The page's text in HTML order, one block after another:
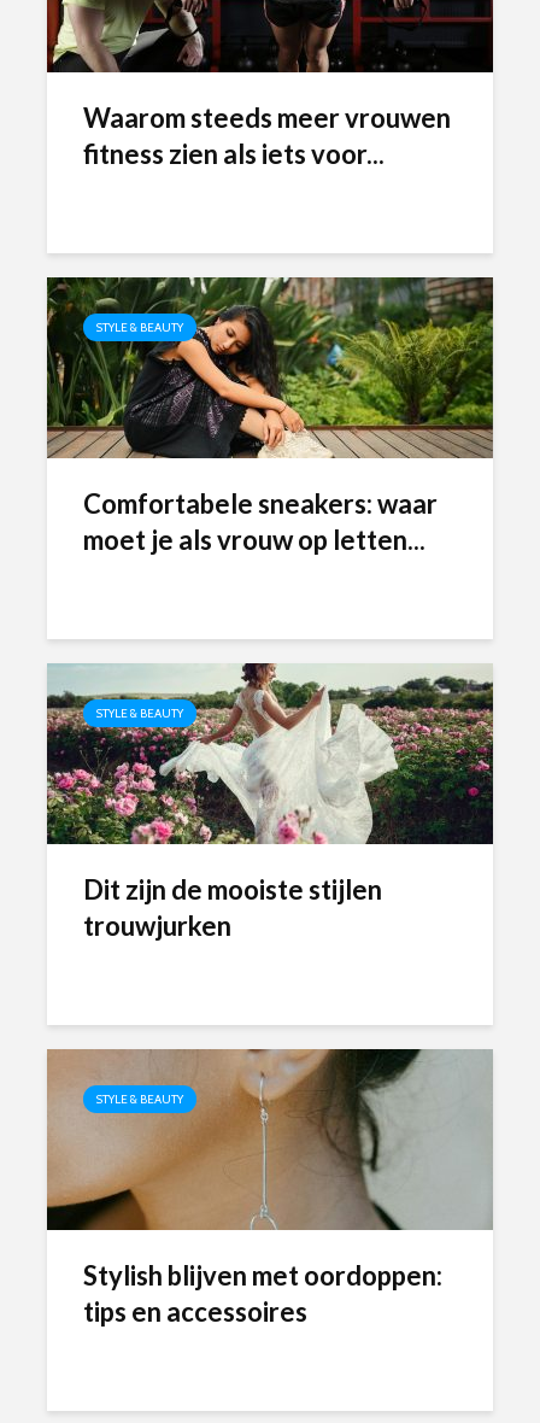
Waarom steeds meer vrouwen
fitness zien als iets voor...
STYLE & BEAUTY
Comfortabele sneakers: waar
moet je als vrouw op letten...
STYLE & BEAUTY
Dit zijn de mooiste stijlen
trouwjurken
STYLE & BEAUTY
Stylish blijven met oordoppen:
tips en accessoires